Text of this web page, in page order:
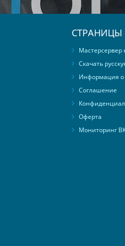
СТРАНИЦЫ
Мастерсервер
Скачать
Информация о
Соглашение
Оферта
Мониторинг